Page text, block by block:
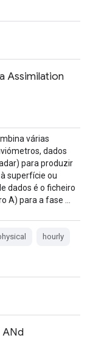
Assimilation
várias
dados
para produzir
superfície ou
dados é o ficheiro
A) para a fase …
hourly
ANd